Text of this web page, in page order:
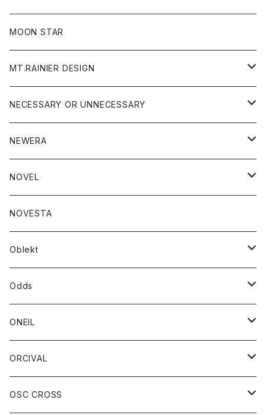
フリース
ジャケット
ニット
パンツ
帽子
MOON STAR
MT.RAINIER DESIGN
アウター
コート
ジャケット
アクセサリー
バッグ
グッズ
ウォレット
靴
トップス
ジャケット
シャツ
ボトム
ショートパンツ
パンツ
レディース
シャツ
Tシャツ
NECESSARY OR UNNECESSARY
アウター
コート
ジャケット
アクセサリー
バッグ
ブレスレット
グッズ
靴
ストール/マフラー
トップス
シャツ
シャツジャケット
ボトム
ショートパンツ
ジーンズ
NEWERA
帽子
NOVEL
トップス
カットソー
スエット
ボトム
NOVESTA
Oblekt
ボトム
ショートパンツ
パンツ
レディース
ボトム
Odds
帽子
ONEIL
スカート
ORCIVAL
アウター
OSC CROSS